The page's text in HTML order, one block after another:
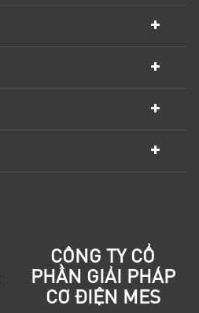
CÔNG TY CỔ
PHẦN GIẢI PHÁP
CƠ ĐIỆN MES